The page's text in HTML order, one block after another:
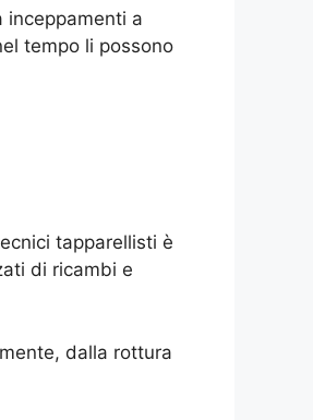
inceppamenti a
tempo li possono
tapparellisti è
di ricambi e
dalla rottura